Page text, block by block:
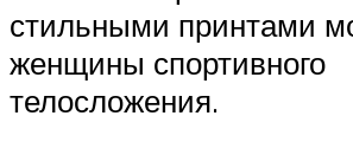
стильными принтами
женщины спортивного
телосложения.